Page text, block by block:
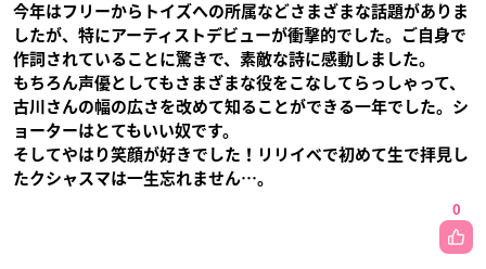
今年はフリーからトイズへの所属などさまざまな話題がありま
したが、特にアーティストデビューが衝撃的でした。ご自身で
作詞されていることに驚きで、素敵な詩に感動しました。
もちろん声優としてもさまざまな役をこなしてらっしゃって、
古川さんの幅の広さを改めて知ることができる一年でした。シ
ョーターはとてもいい奴です。
そしてやはり笑顔が好きでした！リリイベで初めて生で拝見し
たクシャスマは一生忘れません…。
0